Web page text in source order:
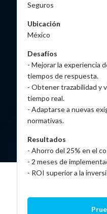
Seguros
Ubicación
México
Desafíos
- Mejorar la experiencia
tiempos de respuesta.
- Obtener trazabilidad y
tiempo real.
- Adaptarse a nuevas
normativas.
Resultados
- Ahorro del 25% en el
- 2 meses de
- ROI superior a la